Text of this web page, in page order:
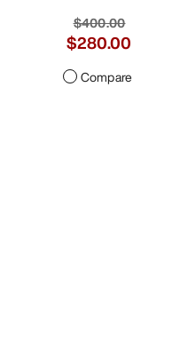
$400.00
$280.00
Compare